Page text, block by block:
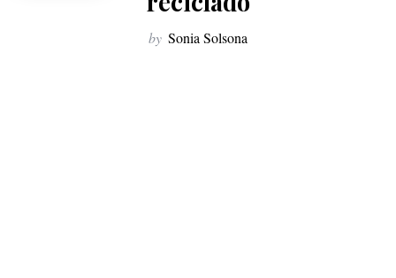
by Sonia Solsona